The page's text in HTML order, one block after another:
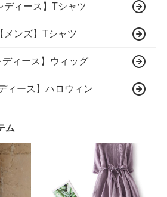
ディース】Tシャツ
【メンズ】Tシャツ
ディース】ウィッグ
ィース】ハロウィン
ム